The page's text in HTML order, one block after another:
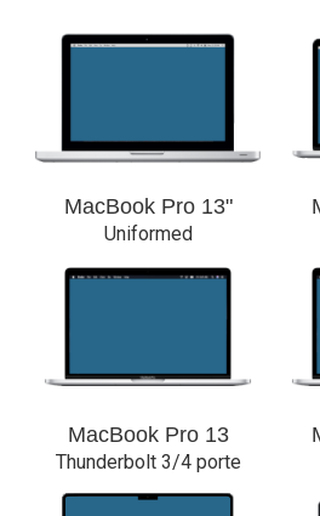
MacBook Pro 13"
Uniformed
MacBook Pro 13
Thunderbolt 3/4 porte